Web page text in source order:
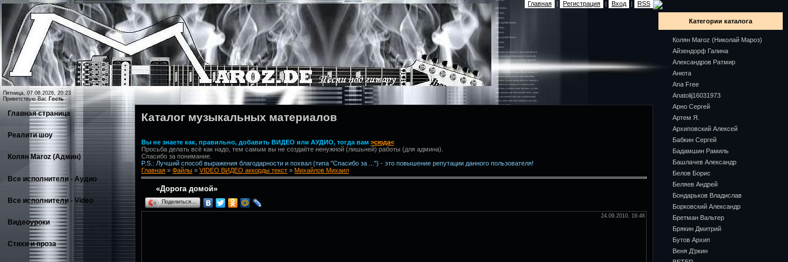
Главная | Регистрация | Вход | RSS
Пятница, 07.08.2026, 20:23
Приветствую Вас Гость
Главная страница
Реалити шоу
Колян Maroz (Админ)
Все исполнители - Аудио
Все исполнители - Video
Видеоуроки
Стихи и проза
Каталог музыкальных материалов
Вы не знаете как, правильно, добавить ВИДЕО или АУДИО, тогда вам >сюда<
Просьба делать всё как надо, тем самым вы не создаёте ненужной (лишьней) работы (для админа).
Спасибо за понимание.
P.S.: Лучший способ выражения благодарности и похвал (типа "Спасибо за ...") - это повышение репутации данного пользователя!
Главная » Файлы » VIDEO ВИДЕО аккорды текст » Михайлов Михаил
«Дорога домой»
Поделиться…
24.09.2010, 16:46
Категории каталога
Колян Maroz (Николай Мароз)
Айзендорф Галина
Александров Ратмир
Анюта
Ana Free
Anatolij16031973
Арно Сергей
Артем Я.
Архиповский Алексей
Бабкин Сергей
Бадамшин Рамиль
Башлачев Александр
Белов Борис
Беляев Андрей
Бондарьков Владислав
Борковский Александр
Бретман Вальтер
Брякин Дмитрий
Бутов Архип
Веня Д'ркин